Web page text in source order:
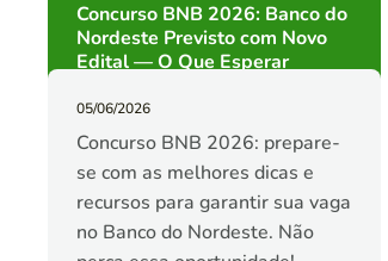
Concurso BNB 2026: Banco do
Nordeste Previsto com Novo
Edital — O Que Esperar
05/06/2026
Concurso BNB 2026: prepare-
se com as melhores dicas e
recursos para garantir sua vaga
no Banco do Nordeste. Não